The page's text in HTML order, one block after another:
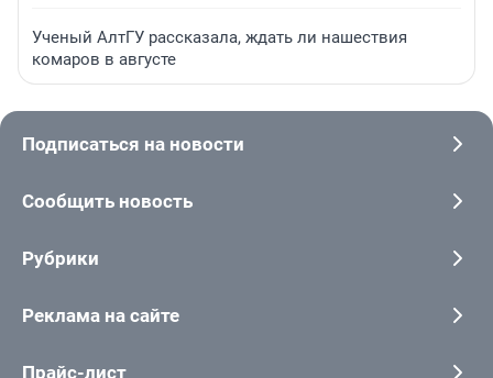
Ученый АлтГУ рассказала, ждать ли нашествия
комаров в августе
Подписаться на новости
Сообщить новость
Рубрики
Реклама на сайте
Прайс-лист